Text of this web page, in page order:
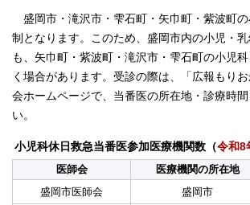
盛岡市・滝沢市・雫石町・矢巾町・紫波町
制となります。このため、盛岡市内の小児・
も、矢巾町・紫波町・滝沢市・雫石町の小児
く場合があります。受診の際は、「広報もり
会ホームページで、当番医の所在地・診療時
い。
小児科休日救急当番医参加医療機関数（令和8
医師会
医療機関の所在地
盛岡市医師会
盛岡市